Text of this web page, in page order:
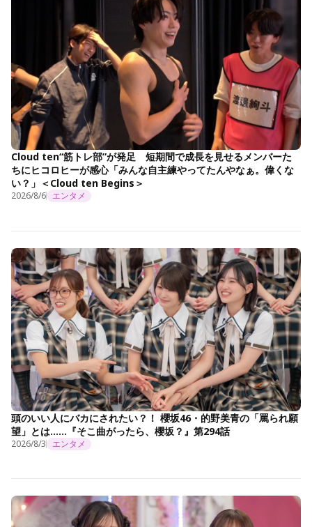
Cloud ten“筋トレ部”が発足 短期間で成長を見せるメンバーた
ちにヒコロヒーが感心「みんな自主練やってたんやなぁ。偉くな
い？」＜Cloud ten Begins＞
2026/8/6 エンタメ
頭のいい人にバカにされたい？！ 櫻坂46・的野美青の「罵られ願
望」とは……『そこ曲がったら、櫻坂？』第294話
2026/8/3 エンタメ